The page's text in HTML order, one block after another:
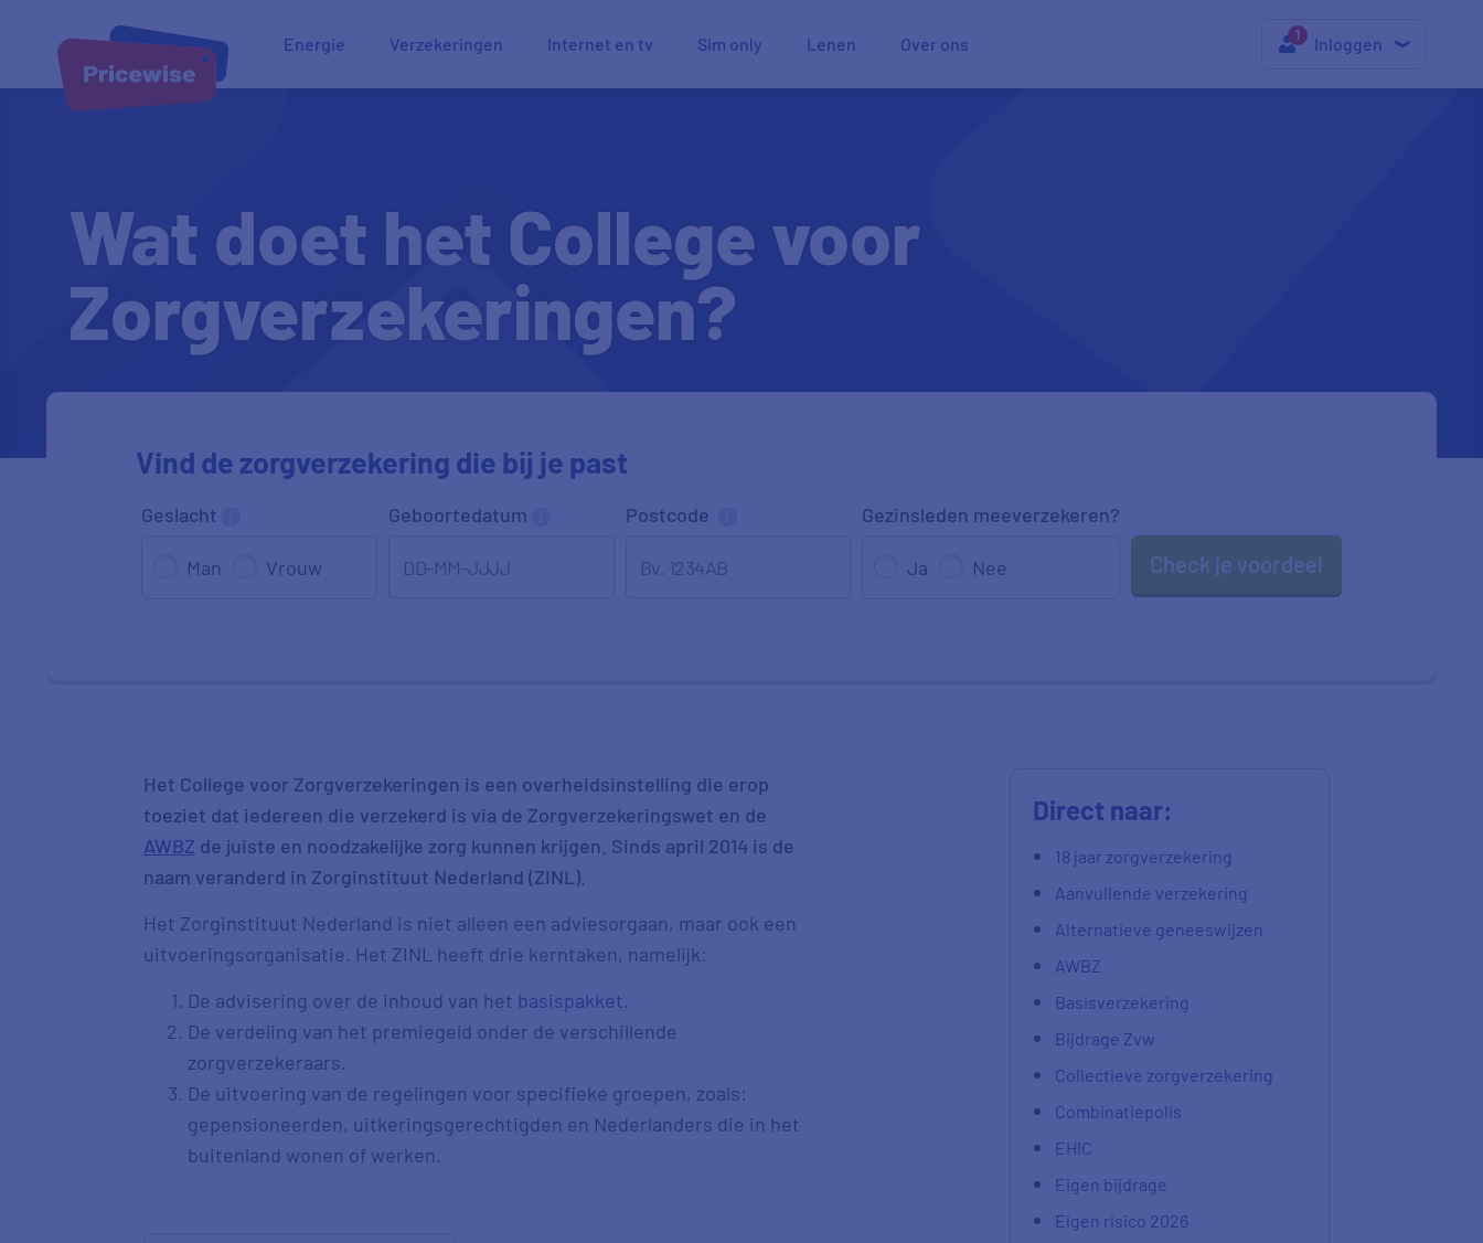
Energie Verzekeringen Internet en tv Sim only Lenen Over ons Inloggen
Wat doet het College voor
Zorgverzekeringen?
Vind de zorgverzekering die bij je past
Geslacht
Man Vrouw
Geboortedatum
DD-MM-JJJJ
Postcode Gezinsleden meeverzekeren?
Ja Nee Check je voordeel
Het College voor Zorgverzekeringen is een overheidsinstelling die erop
toeziet dat iedereen die verzekerd is via de Zorgverzekeringswet en de
AWBZ de juiste en noodzakelijke zorg kunnen krijgen. Sinds april 2014 is de
naam veranderd in Zorginstituut Nederland (ZINL).
Het Zorginstituut Nederland is niet alleen een adviesorgaan, maar ook een
uitvoeringsorganisatie. Het ZINL heeft drie kerntaken, namelijk:
De advisering over de inhoud van het basispakket.
De verdeling van het premiegeld onder de verschillende
zorgverzekeraars.
De uitvoering van de regelingen voor specifieke groepen, zoals:
gepensioneerden, uitkeringsgerechtigden en Nederlanders die in het
buitenland wonen of werken.
Direct naar:
18 jaar zorgverzekering
Aanvullende verzekering
Alternatieve geneeswijzen
AWBZ
Basisverzekering
Bijdrage Zvw
Collectieve zorgverzekering
Combinatiepolis
EHIC
Eigen bijdrage
Eigen risico 2026